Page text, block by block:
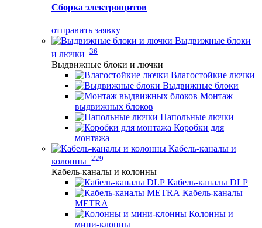
Сборка электрощитов
отправить заявку
Выдвижные блоки
и лючки 36
Выдвижные блоки и лючки
Влагостойкие лючки
Выдвижные блоки
Монтаж
выдвижных блоков
Напольные лючки
Коробки для
монтажа
Кабель-каналы и
колонны 229
Кабель-каналы и колонны
Кабель-каналы DLP
Кабель-каналы
METRA
Колонны и
мини-клонны